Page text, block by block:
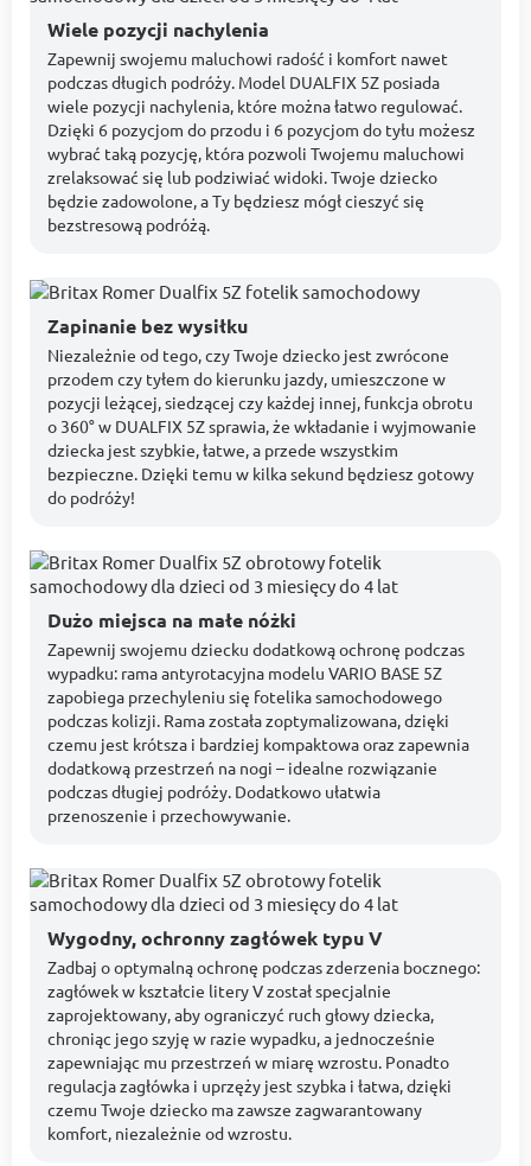
Wiele pozycji nachylenia
Zapewnij swojemu maluchowi radość i komfort nawet
podczas długich podróży. Model DUALFIX 5Z posiada
wiele pozycji nachylenia, które można łatwo regulować.
Dzięki 6 pozycjom do przodu i 6 pozycjom do tyłu możesz
wybrać taką pozycję, która pozwoli Twojemu maluchowi
zrelaksować się lub podziwiać widoki. Twoje dziecko
będzie zadowolone, a Ty będziesz mógł cieszyć się
bezstresową podróżą.
Zapinanie bez wysiłku
Niezależnie od tego, czy Twoje dziecko jest zwrócone
przodem czy tyłem do kierunku jazdy, umieszczone w
pozycji leżącej, siedzącej czy każdej innej, funkcja obrotu
o 360° w DUALFIX 5Z sprawia, że wkładanie i wyjmowanie
dziecka jest szybkie, łatwe, a przede wszystkim
bezpieczne. Dzięki temu w kilka sekund będziesz gotowy
do podróży!
Dużo miejsca na małe nóżki
Zapewnij swojemu dziecku dodatkową ochronę podczas
wypadku: rama antyrotacyjna modelu VARIO BASE 5Z
zapobiega przechyleniu się fotelika samochodowego
podczas kolizji. Rama została zoptymalizowana, dzięki
czemu jest krótsza i bardziej kompaktowa oraz zapewnia
dodatkową przestrzeń na nogi – idealne rozwiązanie
podczas długiej podróży. Dodatkowo ułatwia
przenoszenie i przechowywanie.
Wygodny, ochronny zagłówek typu V
Zadbaj o optymalną ochronę podczas zderzenia bocznego:
zagłówek w kształcie litery V został specjalnie
zaprojektowany, aby ograniczyć ruch głowy dziecka,
chroniąc jego szyję w razie wypadku, a jednocześnie
zapewniając mu przestrzeń w miarę wzrostu. Ponadto
regulacja zagłówka i uprzęży jest szybka i łatwa, dzięki
czemu Twoje dziecko ma zawsze zagwarantowany
komfort, niezależnie od wzrostu.